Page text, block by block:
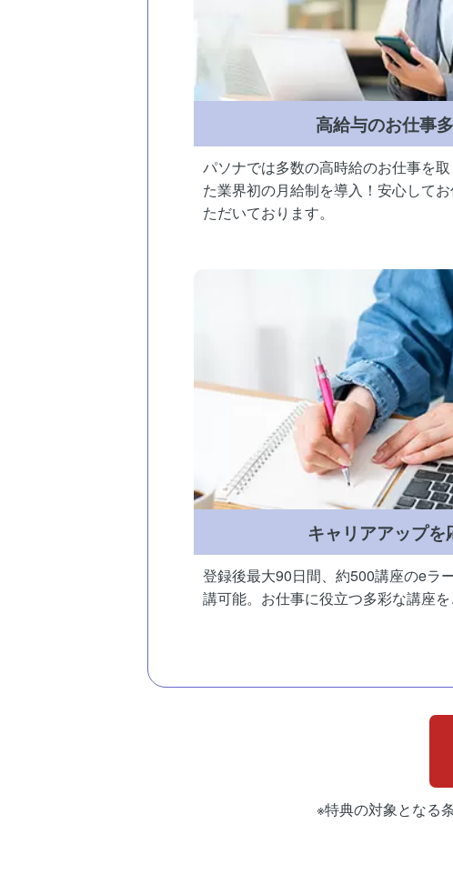
高給与のお仕事
パソナでは多数の高時給のお仕事を
た業界初の月給制を導入！安心して
ただいております。
キャリアアップを
登録後最大90日間、約500講座のeラ
講可能。お仕事に役立つ多彩な講座を
※特典の対象となる